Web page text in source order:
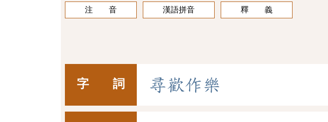
注 音 漢語拼音 釋 義
字 詞 尋歡作樂